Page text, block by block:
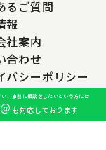
い、事前に相談をしたいという方には
も対応しております
るご質問
報
社案内
合わせ
バシーポリシー